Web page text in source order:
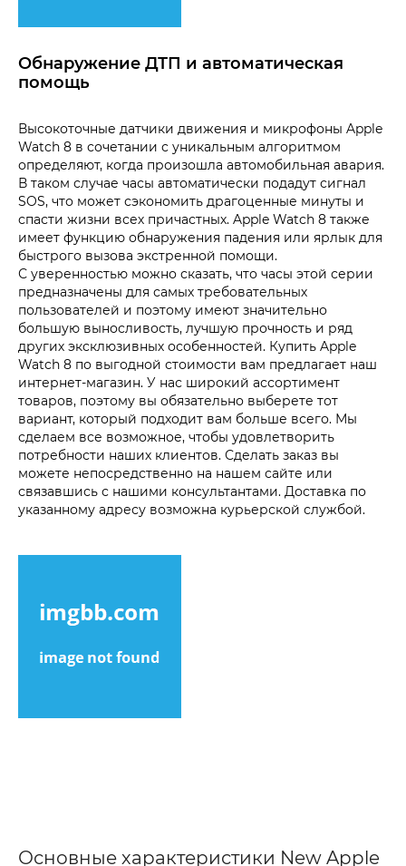
Обнаружение ДТП и автоматическая
помощь
Высокоточные датчики движения и микрофоны Apple
Watch 8 в сочетании с уникальным алгоритмом
определяют, когда произошла автомобильная авария.
В таком случае часы автоматически подадут сигнал
SOS, что может сэкономить драгоценные минуты и
спасти жизни всех причастных. Apple Watch 8 также
имеет функцию обнаружения падения или ярлык для
быстрого вызова экстренной помощи.
С уверенностью можно сказать, что часы этой серии
предназначены для самых требовательных
пользователей и поэтому имеют значительно
большую выносливость, лучшую прочность и ряд
других эксклюзивных особенностей. Купить Apple
Watch 8 по выгодной стоимости вам предлагает наш
интернет-магазин. У нас широкий ассортимент
товаров, поэтому вы обязательно выберете тот
вариант, который подходит вам больше всего. Мы
сделаем все возможное, чтобы удовлетворить
потребности наших клиентов. Сделать заказ вы
можете непосредственно на нашем сайте или
связавшись с нашими консультантами. Доставка по
указанному адресу возможна курьерской службой.
Основные характеристики New Apple